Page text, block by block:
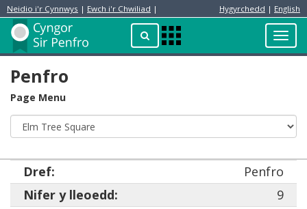
Neidio i'r Cynnwys | Ewch i'r Chwiliad | Hygyrchedd | English
ChwilioApps
Menu
Preswylydd
Penfro
Page Menu
Dref:
Penfro
Nifer y lleoedd:
9